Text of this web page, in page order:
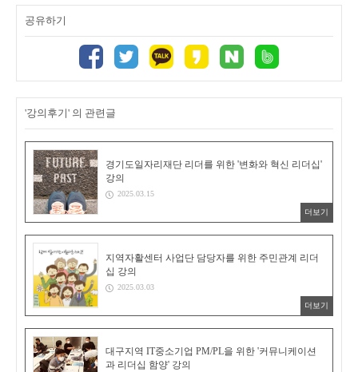
공유하기
'강의후기' 의 관련글
경기도일자리재단 리더를 위한 '변화와 혁신 리더십'
강의
2025.03.15
더보기
지역자활센터 사업단 담당자를 위한 주민관계 리더
십 강의
2025.03.03
더보기
대구지역 IT중소기업 PM/PL을 위한 '커뮤니케이션
과 리더십 함양' 강의